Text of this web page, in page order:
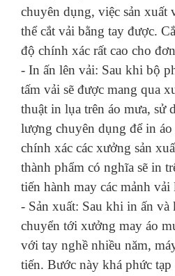
chuyên dụng, việc sản
thể cắt vải bằng tay được.
độ chính xác rất cao cho
- In ấn lên vải: Sau khi bộ
tấm vải sẽ được mang qua
thuật in lụa trên áo mưa, sử
lượng chuyên dụng để in
chính xác các xưởng sản
thành phẩm có nghĩa sẽ in
tiến hành may các mảnh
- Sản xuất: Sau khi in ấn và
chuyển tới xưởng may áo
với tay nghề nhiều năm,
tiến. Bước này khá phức